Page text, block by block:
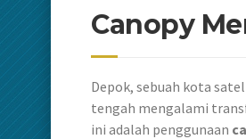
Canopy
Depok, sebuah kota
tengah mengalami
ini adalah penggunaan